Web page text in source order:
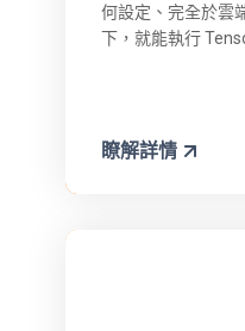
何設定、完全於雲
下，就能執行
瞭解詳情